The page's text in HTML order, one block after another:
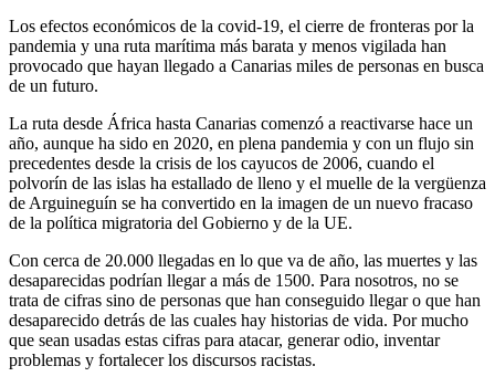
Los efectos económicos de la covid-19, el cierre de fronteras por la
pandemia y una ruta marítima más barata y menos vigilada han
provocado que hayan llegado a Canarias miles de personas en busca
de un futuro.
La ruta desde África hasta Canarias comenzó a reactivarse hace un
año, aunque ha sido en 2020, en plena pandemia y con un flujo sin
precedentes desde la crisis de los cayucos de 2006, cuando el
polvorín de las islas ha estallado de lleno y el muelle de la vergüenza
de Arguineguín se ha convertido en la imagen de un nuevo fracaso
de la política migratoria del Gobierno y de la UE.
Con cerca de 20.000 llegadas en lo que va de año, las muertes y las
desaparecidas podrían llegar a más de 1500. Para nosotros, no se
trata de cifras sino de personas que han conseguido llegar o que han
desaparecido detrás de las cuales hay historias de vida. Por mucho
que sean usadas estas cifras para atacar, generar odio, inventar
problemas y fortalecer los discursos racistas.